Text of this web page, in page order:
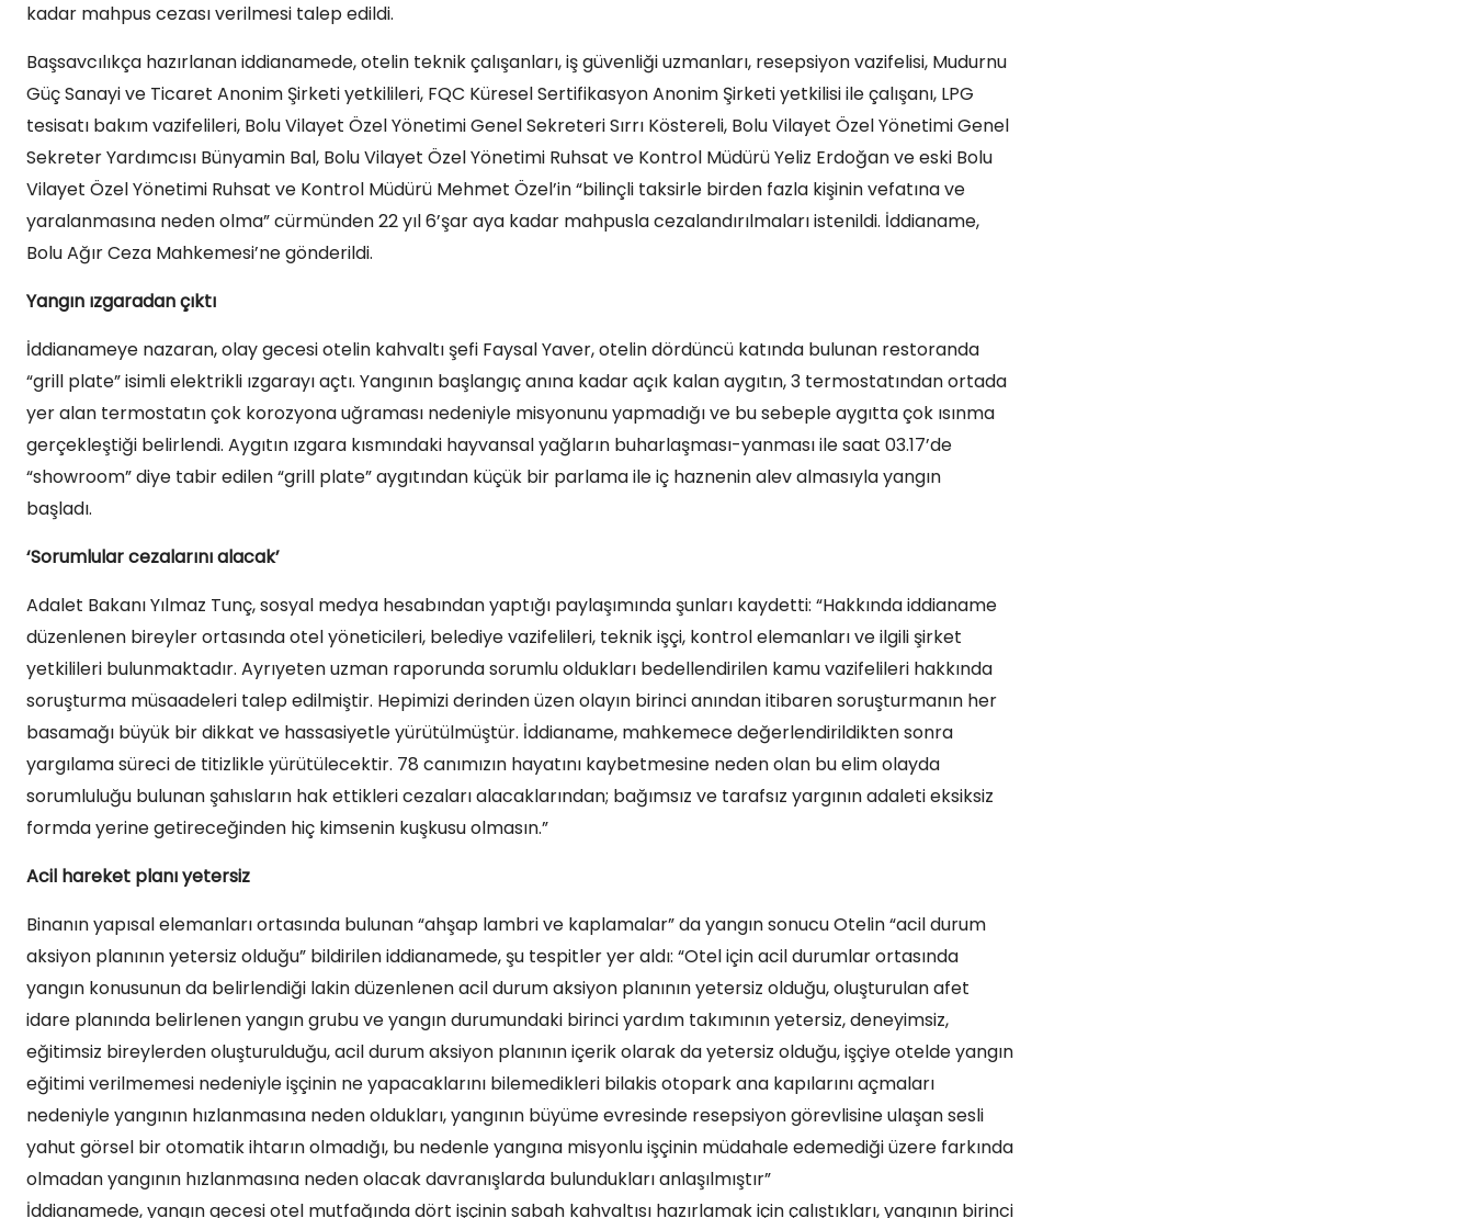
kadar mahpus cezası verilmesi talep edildi.
Başsavcılıkça hazırlanan iddianamede, otelin teknik çalışanları, iş güvenliği uzmanları, resepsiyon vazifelisi, Mudurnu
Güç Sanayi ve Ticaret Anonim Şirketi yetkilileri, FQC Küresel Sertifikasyon Anonim Şirketi yetkilisi ile çalışanı, LPG
tesisatı bakım vazifelileri, Bolu Vilayet Özel Yönetimi Genel Sekreteri Sırrı Köstereli, Bolu Vilayet Özel Yönetimi Genel
Sekreter Yardımcısı Bünyamin Bal, Bolu Vilayet Özel Yönetimi Ruhsat ve Kontrol Müdürü Yeliz Erdoğan ve eski Bolu
Vilayet Özel Yönetimi Ruhsat ve Kontrol Müdürü Mehmet Özel’in “bilinçli taksirle birden fazla kişinin vefatına ve
yaralanmasına neden olma” cürmünden 22 yıl 6’şar aya kadar mahpusla cezalandırılmaları istenildi. İddianame,
Bolu Ağır Ceza Mahkemesi’ne gönderildi.
Yangın ızgaradan çıktı
İddianameye nazaran, olay gecesi otelin kahvaltı şefi Faysal Yaver, otelin dördüncü katında bulunan restoranda
“grill plate” isimli elektrikli ızgarayı açtı. Yangının başlangıç anına kadar açık kalan aygıtın, 3 termostatından ortada
yer alan termostatın çok korozyona uğraması nedeniyle misyonunu yapmadığı ve bu sebeple aygıtta çok ısınma
gerçekleştiği belirlendi. Aygıtın ızgara kısmındaki hayvansal yağların buharlaşması-yanması ile saat 03.17’de
“showroom” diye tabir edilen “grill plate” aygıtından küçük bir parlama ile iç haznenin alev almasıyla yangın
başladı.
‘Sorumlular cezalarını alacak’
Adalet Bakanı Yılmaz Tunç, sosyal medya hesabından yaptığı paylaşımında şunları kaydetti: “Hakkında iddianame
düzenlenen bireyler ortasında otel yöneticileri, belediye vazifelileri, teknik işçi, kontrol elemanları ve ilgili şirket
yetkilileri bulunmaktadır. Ayrıyeten uzman raporunda sorumlu oldukları bedellendirilen kamu vazifelileri hakkında
soruşturma müsaadeleri talep edilmiştir. Hepimizi derinden üzen olayın birinci anından itibaren soruşturmanın her
basamağı büyük bir dikkat ve hassasiyetle yürütülmüştür. İddianame, mahkemece değerlendirildikten sonra
yargılama süreci de titizlikle yürütülecektir. 78 canımızın hayatını kaybetmesine neden olan bu elim olayda
sorumluluğu bulunan şahısların hak ettikleri cezaları alacaklarından; bağımsız ve tarafsız yargının adaleti eksiksiz
formda yerine getireceğinden hiç kimsenin kuşkusu olmasın.”
Acil hareket planı yetersiz
Binanın yapısal elemanları ortasında bulunan “ahşap lambri ve kaplamalar” da yangın sonucu Otelin “acil durum
aksiyon planının yetersiz olduğu” bildirilen iddianamede, şu tespitler yer aldı: “Otel için acil durumlar ortasında
yangın konusunun da belirlendiği lakin düzenlenen acil durum aksiyon planının yetersiz olduğu, oluşturulan afet
idare planında belirlenen yangın grubu ve yangın durumundaki birinci yardım takımının yetersiz, deneyimsiz,
eğitimsiz bireylerden oluşturulduğu, acil durum aksiyon planının içerik olarak da yetersiz olduğu, işçiye otelde yangın
eğitimi verilmemesi nedeniyle işçinin ne yapacaklarını bilemedikleri bilakis otopark ana kapılarını açmaları
nedeniyle yangının hızlanmasına neden oldukları, yangının büyüme evresinde resepsiyon görevlisine ulaşan sesli
yahut görsel bir otomatik ihtarın olmadığı, bu nedenle yangına misyonlu işçinin müdahale edemediği üzere farkında
olmadan yangının hızlanmasına neden olacak davranışlarda bulundukları anlaşılmıştır”
İddianamede, yangın gecesi otel mutfağında dört işçinin sabah kahvaltısı hazırlamak için çalıştıkları, yangının birinci